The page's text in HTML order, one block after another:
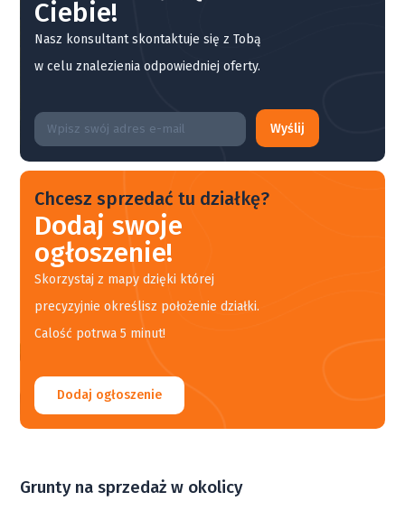
Ciebie!
Nasz konsultant skontaktuje się z Tobą
w celu znalezienia odpowiedniej oferty.
Wyślij
Chcesz sprzedać tu działkę?
Dodaj swoje
ogłoszenie!
Skorzystaj z mapy dzięki której
precyzyjnie określisz położenie działki.
Calość potrwa 5 minut!
Dodaj ogłoszenie
Grunty na sprzedaż w okolicy